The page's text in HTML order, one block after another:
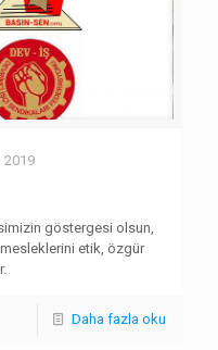
2019
göstergesi olsun,
etik, özgür
Daha fazla oku